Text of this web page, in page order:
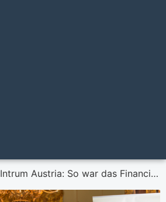
Intrum Austria: So war das Financial Forum am 29. Juni 2022